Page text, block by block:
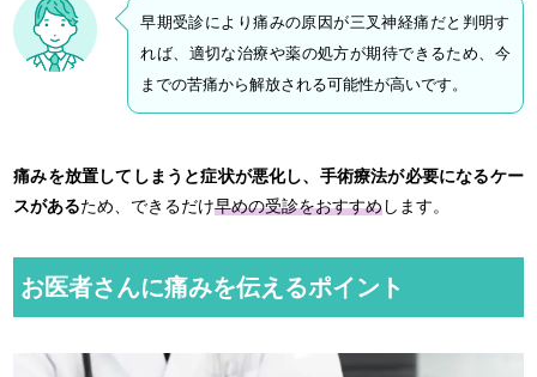
早期受診により痛みの原因が三叉神経痛だと判明す
れば、適切な治療や薬の処方が期待できるため、今
までの苦痛から解放される可能性が高いです。
痛みを放置してしまうと症状が悪化し、手術療法が必要になるケー
スがあるため、できるだけ早めの受診をおすすめします。
お医者さんに痛みを伝えるポイント